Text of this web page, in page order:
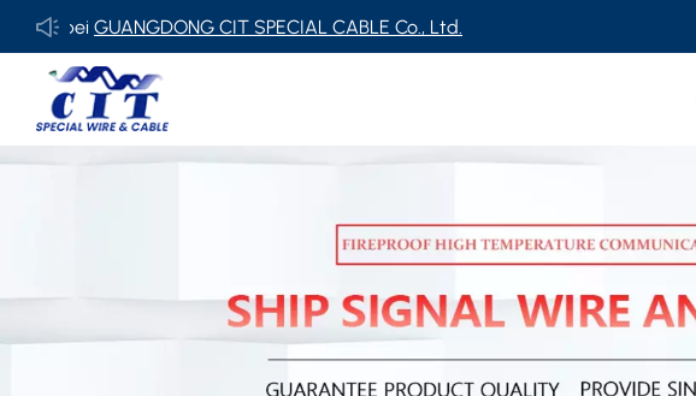
CIT SPECIAL CABLE Co., Ltd.